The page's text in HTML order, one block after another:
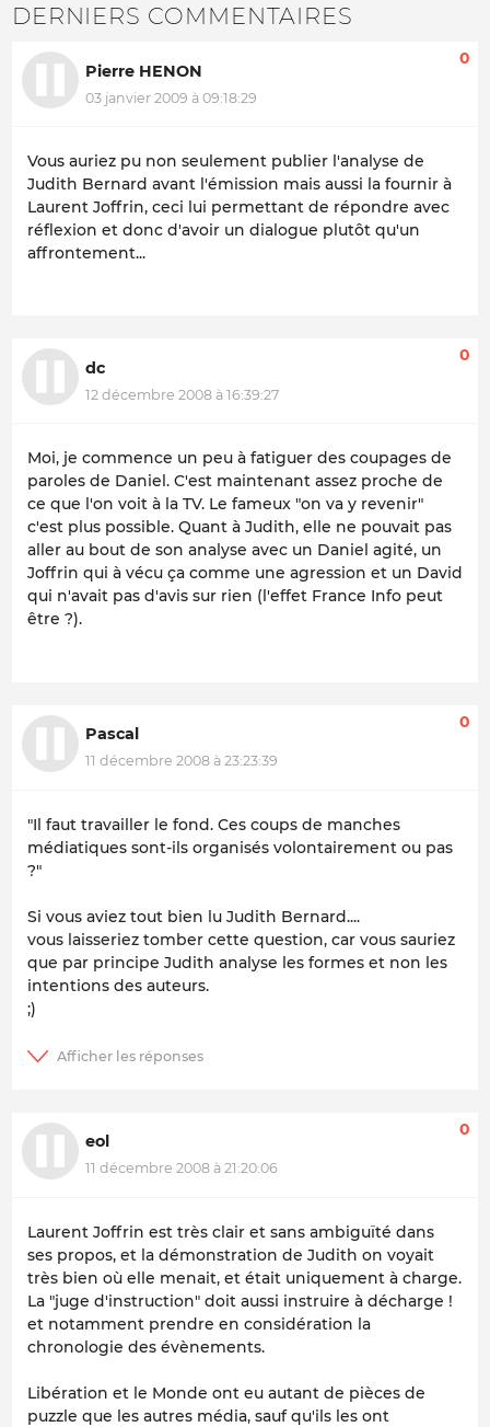
DERNIERS COMMENTAIRES
Pierre HENON
03 janvier 2009 à 09:18:29
0
Vous auriez pu non seulement publier l'analyse de
Judith Bernard avant l'émission mais aussi la fournir à
Laurent Joffrin, ceci lui permettant de répondre avec
réflexion et donc d'avoir un dialogue plutôt qu'un
affrontement...
dc
12 décembre 2008 à 16:39:27
0
Moi, je commence un peu à fatiguer des coupages de
paroles de Daniel. C'est maintenant assez proche de
ce que l'on voit à la TV. Le fameux "on va y revenir"
c'est plus possible. Quant à Judith, elle ne pouvait pas
aller au bout de son analyse avec un Daniel agité, un
Joffrin qui à vécu ça comme une agression et un David
qui n'avait pas d'avis sur rien (l'effet France Info peut
être ?).
Pascal
11 décembre 2008 à 23:23:39
0
"Il faut travailler le fond. Ces coups de manches
médiatiques sont-ils organisés volontairement ou pas
?"
Si vous aviez tout bien lu Judith Bernard....
vous laisseriez tomber cette question, car vous sauriez
que par principe Judith analyse les formes et non les
intentions des auteurs.
;)
eol
11 décembre 2008 à 21:20:06
0
Laurent Joffrin est très clair et sans ambiguïté dans
ses propos, et la démonstration de Judith on voyait
très bien où elle menait, et était uniquement à charge.
La "juge d'instruction" doit aussi instruire à décharge !
et notamment prendre en considération la
chronologie des évènements.
Libération et le Monde ont eu autant de pièces de
puzzle que les autres média, sauf qu'ils les ont